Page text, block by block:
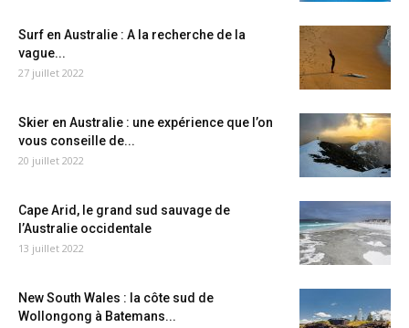
Surf en Australie : A la recherche de la
vague...
27 juillet 2022
Skier en Australie : une expérience que l’on
vous conseille de...
20 juillet 2022
Cape Arid, le grand sud sauvage de
l’Australie occidentale
13 juillet 2022
New South Wales : la côte sud de
Wollongong à Batemans...